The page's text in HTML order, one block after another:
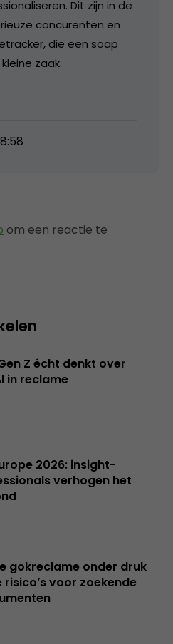
Dit zijn in de
concurenten en
die een soap
zaak.
om een reactie te
Z écht denkt over
in reclame
2026: insight-
verhogen het
gokreclame onder druk
risico’s voor zoekende